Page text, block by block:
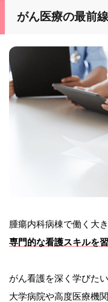
がん医療の最前
腫瘍内科病棟で働く大
専門的な看護スキルを
がん看護を深く学びた
大学病院や高度医療機